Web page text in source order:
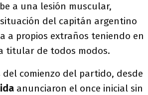
a una lesión muscular,
del capitán argentino
a propios extraños teniendo en
titular de todos modos.
del comienzo del partido, desde
anunciaron el once inicial sin